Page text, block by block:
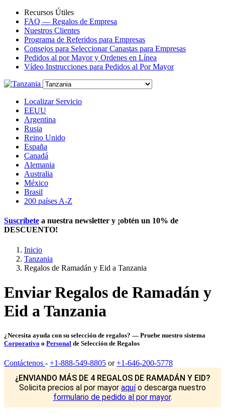
Recursos Útiles
FAQ — Regalos de Empresa
Nuestros Clientes
Programa de Referidos para Empresas
Consejos para Seleccionar Canastas para Empresas
Pedidos al por Mayor y Ordenes en Línea
Vídeo Instrucciones para Pedidos al Por Mayor
Localizar Servicio
EEUU
Argentina
Rusia
Reino Unido
España
Canadá
Alemania
Australia
México
Brasil
200 países A-Z
Suscríbete a nuestra newsletter y ¡obtén un 10% de
DESCUENTO!
Inicio
Tanzania
Regalos de Ramadán y Eid a Tanzania
Enviar Regalos de Ramadán y
Eid a Tanzania
¿Necesita ayuda con su selección de regalos? — Pruebe nuestro sistema
Corporativo o Personal de Selección de Regalos
Contáctenos - +1-888-549-8805 or+1-646-200-5778
¿ENVIANDO MÁS DE 4 REGALOS DE RAMADÁN Y EID?
Solicita precios al por mayor aquío descarga nuestro
formulario de pedido al por mayor.